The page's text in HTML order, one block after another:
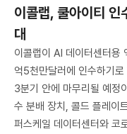
이콜랩, 쿨아이티
대
이콜랩이 AI 데이터센터용
억5천만달러에 인수하기
3분기 안에 마무리될 예정
수 분배 장치, 콜드 플레이
퍼스케일 데이터센터와 코